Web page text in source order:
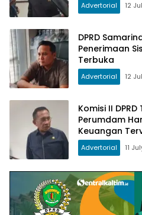
Advertorial 12
DPRD
Penerimaan
Terbuka
Advertorial 12
Komisi II
Perumdam
Keuangan
Advertorial 11